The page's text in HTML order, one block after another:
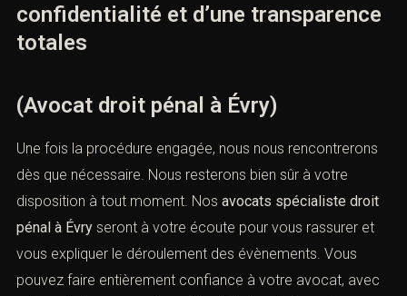
confidentialité et d’une transparence
totales
(Avocat droit pénal à Évry)
Une fois la procédure engagée, nous nous rencontrerons
dès que nécessaire. Nous resterons bien sûr à votre
disposition à tout moment. Nos avocats spécialiste droit
pénal à Évry seront à votre écoute pour vous rassurer et
vous expliquer le déroulement des évènements. Vous
pouvez faire entièrement confiance à votre avocat, avec